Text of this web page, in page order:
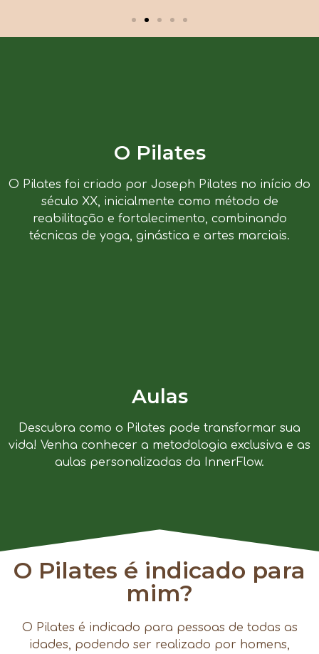
O Pilates
O Pilates foi criado por Joseph Pilates no início do
século XX, inicialmente como método de
reabilitação e fortalecimento, combinando
técnicas de yoga, ginástica e artes marciais.
Aulas
Descubra como o Pilates pode transformar sua
vida! Venha conhecer a metodologia exclusiva e as
aulas personalizadas da InnerFlow.
O Pilates é indicado para
mim?
O Pilates é indicado para pessoas de todas as
idades, podendo ser realizado por homens,